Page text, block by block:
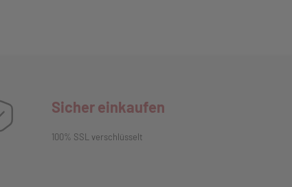
Sicher einkaufen
100% SSL verschlüsselt